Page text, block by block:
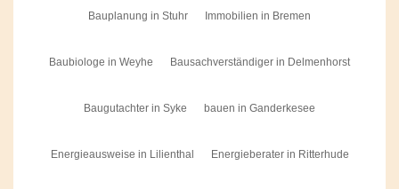
Bauplanung in Stuhr Immobilien in Bremen
Baubiologe in Weyhe Bausachverständiger in Delmenhorst
Baugutachter in Syke bauen in Ganderkesee
Energieausweise in Lilienthal Energieberater in Ritterhude